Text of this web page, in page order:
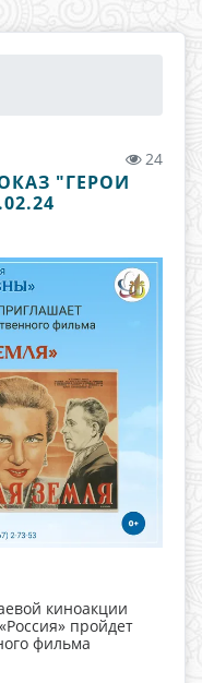
24
"ГЕРОИ
киноакции
пройдет
фильма